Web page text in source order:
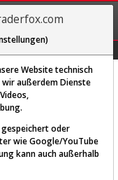
REGIS-
TRIEREN
für
Website technisch
außerdem Dienste
oder
wie Google/YouTube
kann auch außerhalb